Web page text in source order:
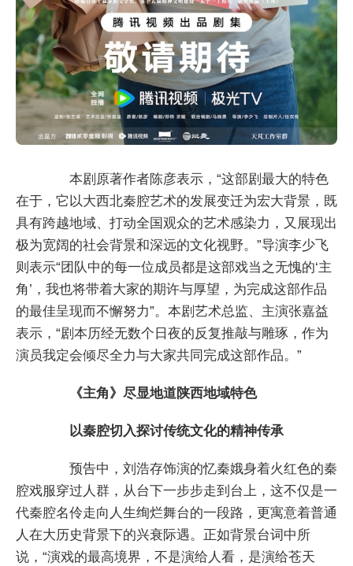
本剧原著作者陈彦表示，“这部剧最大的特色
在于，它以大西北秦腔艺术的发展变迁为宏大背景，既
具有跨越地域、打动全国观众的艺术感染力，又展现出
极为宽阔的社会背景和深远的文化视野。”导演李少飞
则表示“团队中的每一位成员都是这部戏当之无愧的‘主
角’，我也将带着大家的期许与厚望，为完成这部作品
的最佳呈现而不懈努力”。本剧艺术总监、主演张嘉益
表示，“剧本历经无数个日夜的反复推敲与雕琢，作为
演员我定会倾尽全力与大家共同完成这部作品。”
《主角》尽显地道陕西地域特色
以秦腔切入探讨传统文化的精神传承
预告中，刘浩存饰演的忆秦娥身着火红色的秦
腔戏服穿过人群，从台下一步步走到台上，这不仅是一
代秦腔名伶走向人生绚烂舞台的一段路，更寓意着普通
人在大历史背景下的兴衰际遇。正如背景台词中所
说，“演戏的最高境界，不是演给人看，是演给苍天